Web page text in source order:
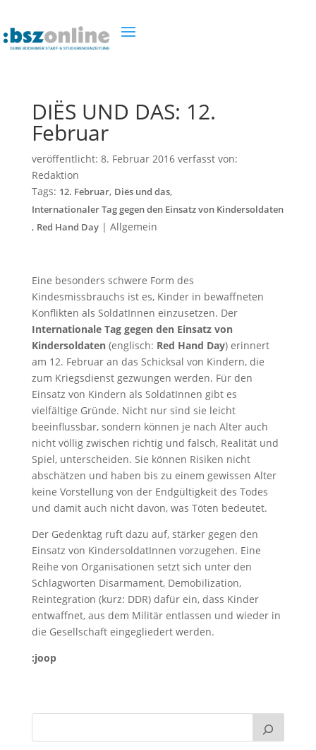
DIËS UND DAS: 12.
Februar
veröffentlicht: 8. Februar 2016verfasst von:
Redaktion
Tags: 12. Februar, Diës und das,
Internationaler Tag gegen den Einsatz von Kindersoldaten
, Red Hand Day| Allgemein
Eine besonders schwere Form des
Kindesmissbrauchs ist es, Kinder in bewaffneten
Konflikten als SoldatInnen einzusetzen. Der
Internationale Tag gegen den Einsatz von
Kindersoldaten(englisch: Red Hand Day) erinnert
am 12. Februar an das Schicksal von Kindern, die
zum Kriegsdienst gezwungen werden. Für den
Einsatz von Kindern als SoldatInnen gibt es
vielfältige Gründe. Nicht nur sind sie leicht
beeinflussbar, sondern können je nach Alter auch
nicht völlig zwischen richtig und falsch, Realität und
Spiel, unterscheiden. Sie können Risiken nicht
abschätzen und haben bis zu einem gewissen Alter
keine Vorstellung von der Endgültigkeit des Todes
und damit auch nicht davon, was Töten bedeutet.
Der Gedenktag ruft dazu auf, stärker gegen den
Einsatz von KindersoldatInnen vorzugehen. Eine
Reihe von Organisationen setzt sich unter den
Schlagworten Disarmament, Demobilization,
Reintegration (kurz: DDR) dafür ein, dass Kinder
entwaffnet, aus dem Militär entlassen und wieder in
die Gesellschaft eingegliedert werden.
:joop